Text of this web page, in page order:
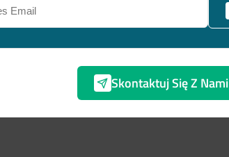
Skontaktuj Się Z Nami